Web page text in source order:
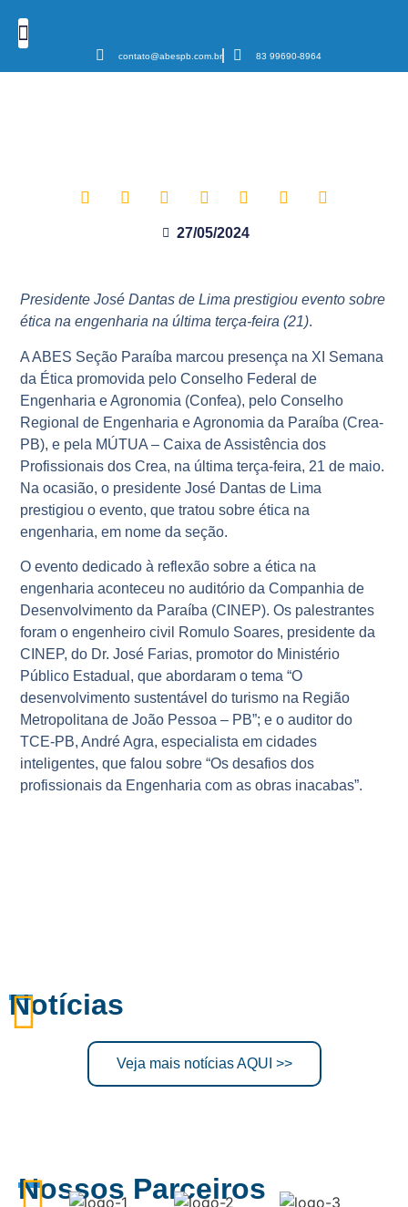
contato@abespb.com.br 83 99690-8964
27/05/2024
Presidente José Dantas de Lima prestigiou evento sobre
ética na engenharia na última terça-feira (21).
A ABES Seção Paraíba marcou presença na XI Semana
da Ética promovida pelo Conselho Federal de
Engenharia e Agronomia (Confea), pelo Conselho
Regional de Engenharia e Agronomia da Paraíba (Crea-
PB), e pela MÚTUA – Caixa de Assistência dos
Profissionais dos Crea, na última terça-feira, 21 de maio.
Na ocasião, o presidente José Dantas de Lima
prestigiou o evento, que tratou sobre ética na
engenharia, em nome da seção.
O evento dedicado à reflexão sobre a ética na
engenharia aconteceu no auditório da Companhia de
Desenvolvimento da Paraíba (CINEP). Os palestrantes
foram o engenheiro civil Romulo Soares, presidente da
CINEP, do Dr. José Farias, promotor do Ministério
Público Estadual, que abordaram o tema “O
desenvolvimento sustentável do turismo na Região
Metropolitana de João Pessoa – PB”; e o auditor do
TCE-PB, André Agra, especialista em cidades
inteligentes, que falou sobre “Os desafios dos
profissionais da Engenharia com as obras inacabas”.
Notícias
Veja mais notícias AQUI >>
Nossos Parceiros